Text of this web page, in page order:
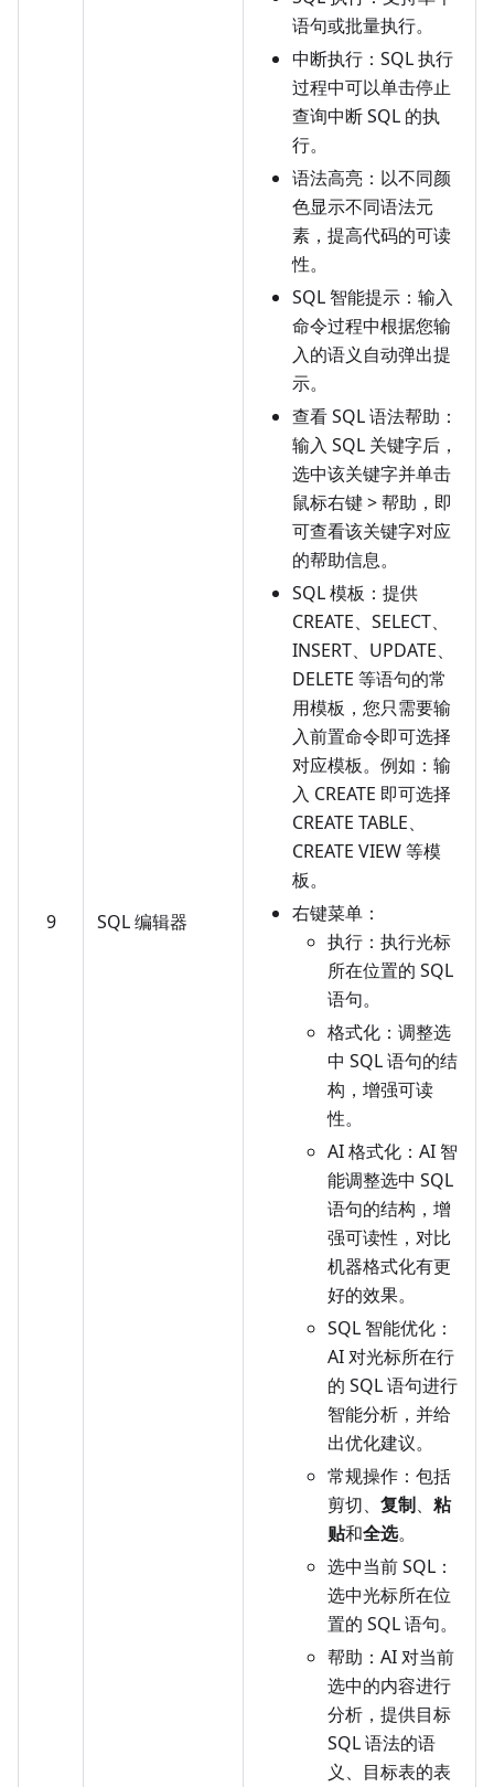
9 SQL 编辑器
语句或批量执行。
中断执行：SQL 执行
过程中可以单击停止
查询中断 SQL 的执
行。
语法高亮：以不同颜
色显示不同语法元
素，提高代码的可读
性。
SQL 智能提示：输入
命令过程中根据您输
入的语义自动弹出提
示。
查看 SQL 语法帮助：
输入 SQL 关键字后，
选中该关键字并单击
鼠标右键 > 帮助，即
可查看该关键字对应
的帮助信息。
SQL 模板：提供
CREATE、SELECT、
INSERT、UPDATE、
DELETE 等语句的常
用模板，您只需要输
入前置命令即可选择
对应模板。例如：输
入 CREATE 即可选择
CREATE TABLE、
CREATE VIEW 等模
板。
右键菜单：
执行：执行光标
所在位置的 SQL
语句。
格式化：调整选
中 SQL 语句的结
构，增强可读
性。
AI 格式化：AI 智
能调整选中 SQL
语句的结构，增
强可读性，对比
机器格式化有更
好的效果。
SQL 智能优化：
AI 对光标所在行
的 SQL 语句进行
智能分析，并给
出优化建议。
常规操作：包括
剪切、 复制、 粘
贴和全选。
选中当前 SQL：
选中光标所在位
置的 SQL 语句。
帮助：AI 对当前
选中的内容进行
分析，提供目标
SQL 语法的语
义、目标表的表